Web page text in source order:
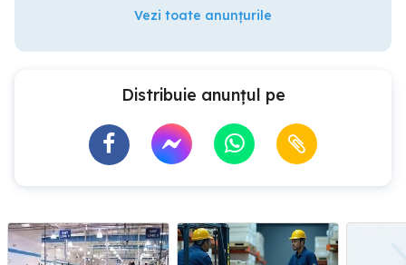
Vezi toate anunțurile
Distribuie anunțul pe